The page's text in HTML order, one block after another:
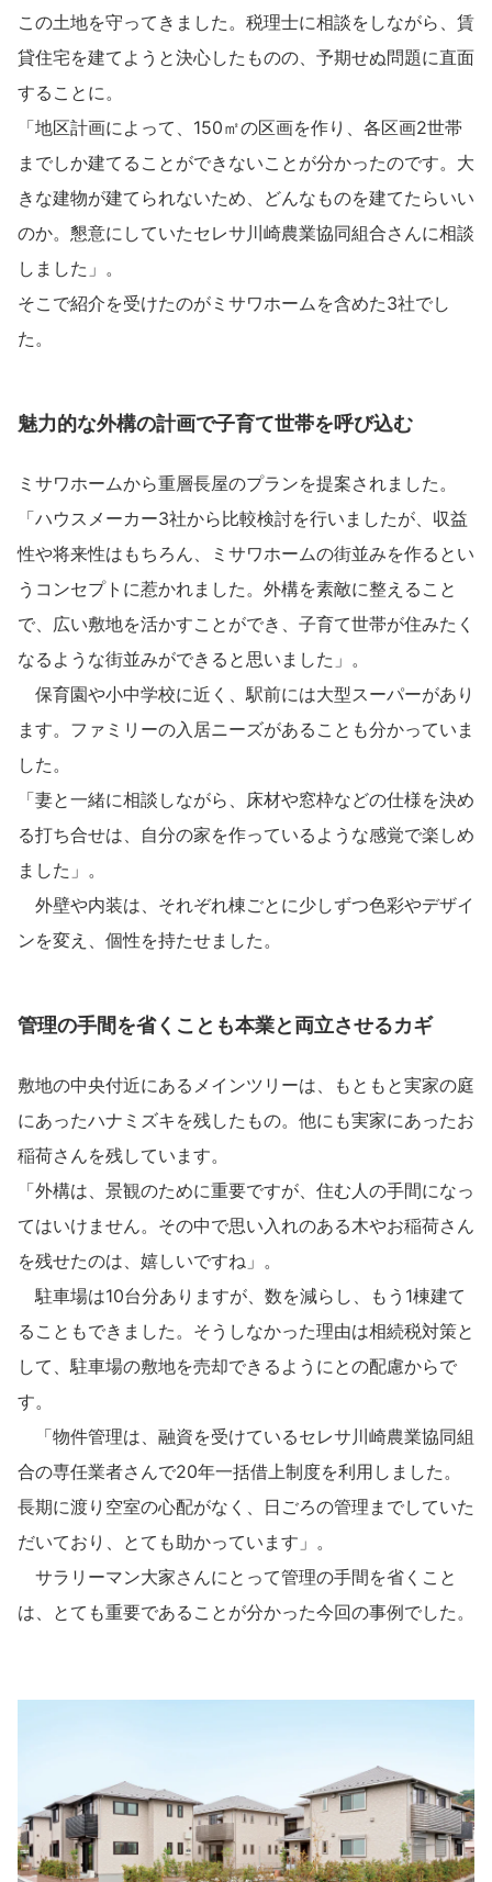
多彩な動画やこだわりが詰まった建築実例、注目の最新情報など、住
まいづくりを楽しく学べるデジタルラウンジです。
ホームラウンジ 新築・戸建て
障がい者採用
ウエルネス事業
海外事業
ミサワアイデンティティ
この土地を守ってきました。税理士に相談をしながら、賃
貸住宅を建てようと決心したものの、予期せぬ問題に直面
することに。
「地区計画によって、150㎡の区画を作り、各区画2世帯
までしか建てることができないことが分かったのです。大
きな建物が建てられないため、どんなものを建てたらいい
のか。懇意にしていたセレサ川崎農業協同組合さんに相談
しました」。
そこで紹介を受けたのがミサワホームを含めた3社でし
た。
魅力的な外構の計画で子育て世帯を呼び込む
ミサワホームから重層長屋のプランを提案されました。
「ハウスメーカー3社から比較検討を行いましたが、収益
性や将来性はもちろん、ミサワホームの街並みを作るとい
うコンセプトに惹かれました。外構を素敵に整えること
で、広い敷地を活かすことができ、子育て世帯が住みたく
なるような街並みができると思いました」。
保育園や小中学校に近く、駅前には大型スーパーがあり
ます。ファミリーの入居ニーズがあることも分かっていま
した。
「妻と一緒に相談しながら、床材や窓枠などの仕様を決め
る打ち合せは、自分の家を作っているような感覚で楽しめ
ました」。
外壁や内装は、それぞれ棟ごとに少しずつ色彩やデザイ
ンを変え、個性を持たせました。
管理の手間を省くことも本業と両立させるカギ
敷地の中央付近にあるメインツリーは、もともと実家の庭
にあったハナミズキを残したもの。他にも実家にあったお
稲荷さんを残しています。
「外構は、景観のために重要ですが、住む人の手間になっ
てはいけません。その中で思い入れのある木やお稲荷さん
を残せたのは、嬉しいですね」。
駐車場は10台分ありますが、数を減らし、もう1棟建て
ることもできました。そうしなかった理由は相続税対策と
して、駐車場の敷地を売却できるようにとの配慮からで
す。
「物件管理は、融資を受けているセレサ川崎農業協同組
合の専任業者さんで20年一括借上制度を利用しました。
長期に渡り空室の心配がなく、日ごろの管理までしていた
だいており、とても助かっています」。
サラリーマン大家さんにとって管理の手間を省くこと
は、とても重要であることが分かった今回の事例でした。